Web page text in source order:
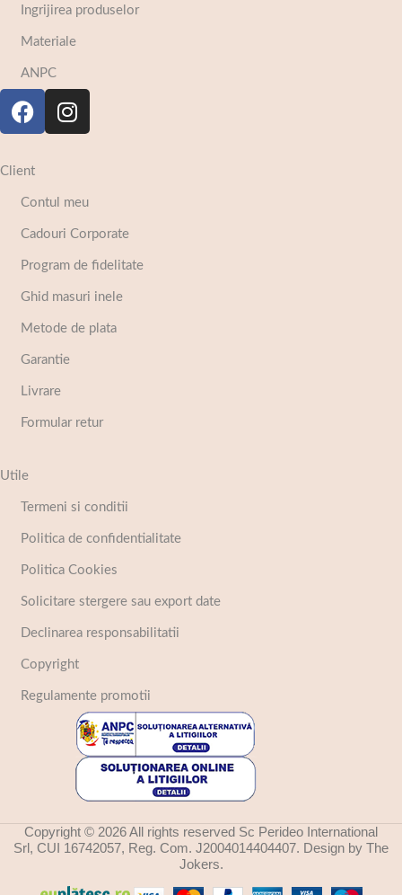
Ingrijirea produselor
Materiale
ANPC
Client
Contul meu
Cadouri Corporate
Program de fidelitate
Ghid masuri inele
Metode de plata
Garantie
Livrare
Formular retur
Utile
Termeni si conditii
Politica de confidentialitate
Politica Cookies
Solicitare stergere sau export date
Declinarea responsabilitatii
Copyright
Regulamente promotii
Copyright © 2026 All rights reserved Sc Perideo International
Srl, CUI 16742057, Reg. Com. J2004014404407. Design by The
Jokers.